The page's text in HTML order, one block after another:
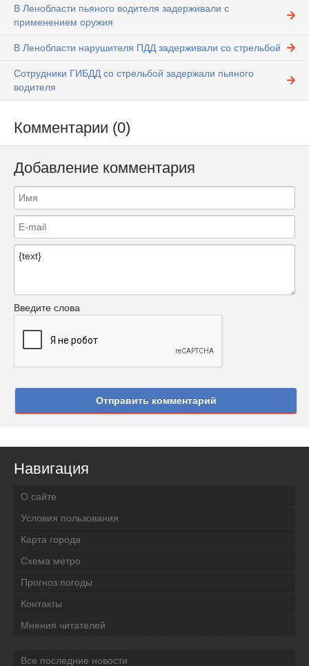
В Ленобласти пьяного водителя задерживали с
применением оружия
В Ленобласти нарушителя ПДД задерживали со стрельбой
Сотрудники ГИБДД со стрельбой задержали пьяного
водителя
Комментарии (0)
Добавление комментария
Введите слова
Отправить комментарий
Навигация
О сайте
Условия пользования
Карта города
Схема метро
Прогноз погоды
Контакты
Мнения читателей
Все последние новости